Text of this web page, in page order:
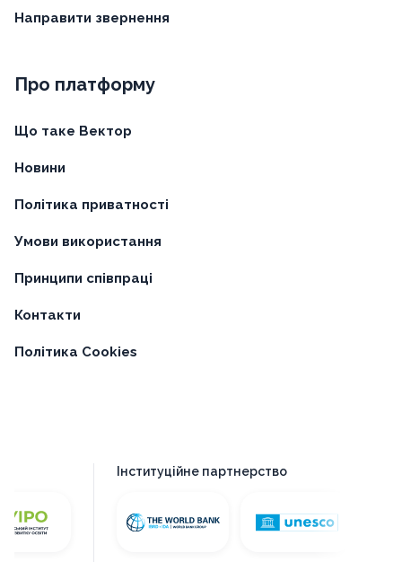
Направити звернення
Про платформу
Що таке Вектор
Новини
Політика приватності
Умови використання
Принципи співпраці
Контакти
Політика Cookies
Інституційне партнерство